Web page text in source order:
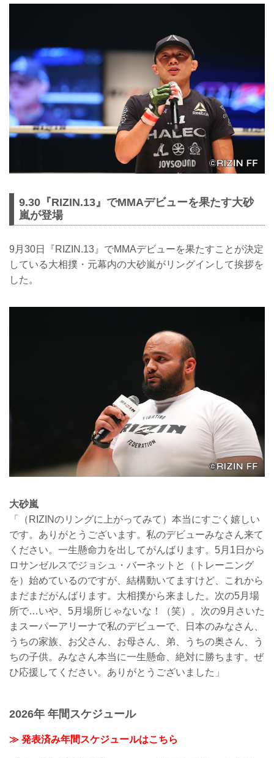
9.30『RIZIN.13』でMMAデビューを果たす大砂
嵐が登場
9月30日『RIZIN.13』でMMAデビューを果たすことが決定
している大相撲・元幕内の大砂嵐がリングインして挨拶を
した。
大砂嵐
「（RIZINのリングに上がってみて）本当にすごく嬉しい
です。ありがとうございます。私のデビューみなさん来て
ください。一生懸命力を出してがんばります。5月1日から
ロサンゼルスでジョシュ・バーネットと（トレーニング
を）始めているのですが、結構動いてますけど、これから
まだまだがんばります。大相撲から来ました。次の5月場
所で…いや、5月場所じゃないな！（笑）。次の9月さいた
まスーパーアリーナで私のデビューで、日本のみなさん、
うちの家族、お父さん、お母さん、弟、うちの奥さん、う
ちの子供。みなさん本当に一生懸命、絶対に勝ちます。ぜ
ひ応援してください。ありがとうございました」
2026年 年間スケジュール
≫ 発表済み年間スケジュールはこちら